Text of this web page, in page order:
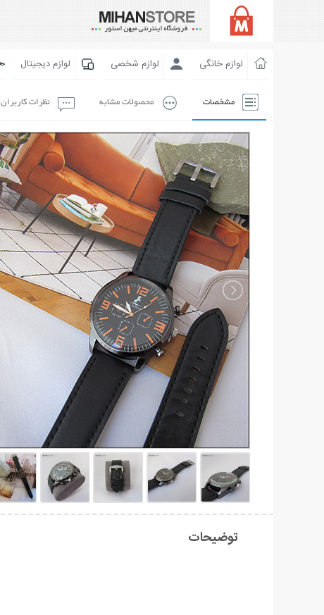
لوازم خانگی لوازم شخصی لوازم دیجیتال
مشخصات محصولات مشابه نظرات کاربران
توضیحات